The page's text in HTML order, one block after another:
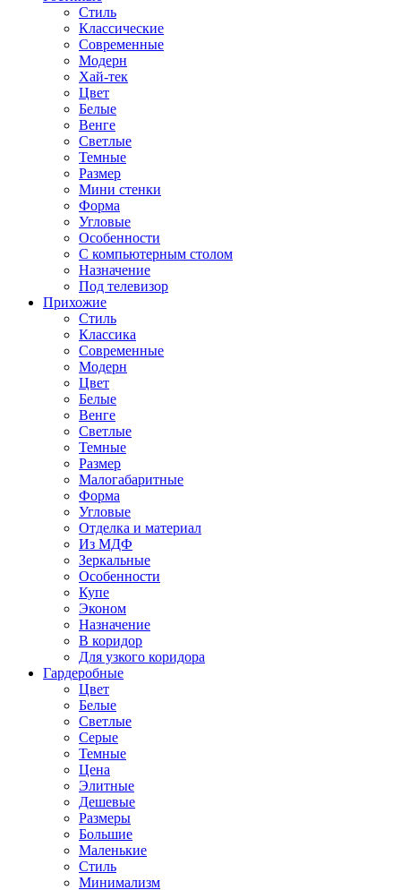
Стиль
Классические
Современные
Модерн
Хай-тек
Цвет
Белые
Венге
Светлые
Темные
Размер
Мини стенки
Форма
Угловые
Особенности
С компьютерным столом
Назначение
Под телевизор
Прихожие
Стиль
Классика
Современные
Модерн
Цвет
Белые
Венге
Светлые
Темные
Размер
Малогабаритные
Форма
Угловые
Отделка и материал
Из МДФ
Зеркальные
Особенности
Купе
Эконом
Назначение
В коридор
Для узкого коридора
Гардеробные
Цвет
Белые
Светлые
Серые
Темные
Цена
Элитные
Дешевые
Размеры
Большие
Маленькие
Стиль
Минимализм